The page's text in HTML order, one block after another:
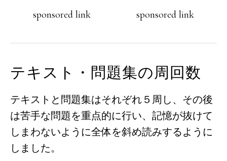
sponsored link sponsored link
テキスト・問題集の周回数
テキストと問題集はそれぞれ５周し、その後
は苦手な問題を重点的に行い、記憶が抜けて
しまわないように全体を斜め読みするように
しました。